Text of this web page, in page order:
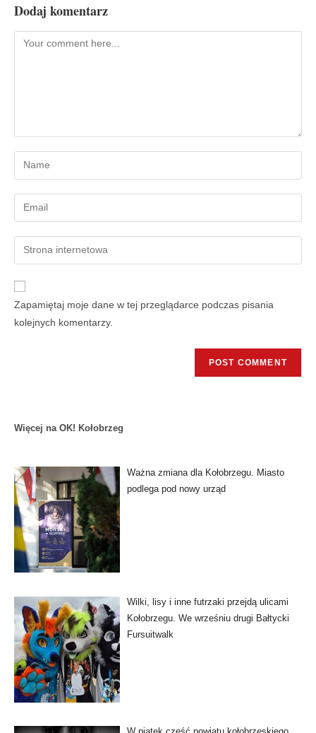
Dodaj komentarz
Zapamiętaj moje dane w tej przeglądarce podczas pisania
kolejnych komentarzy.
Więcej na OK! Kołobrzeg
Ważna zmiana dla Kołobrzegu. Miasto
podlega pod nowy urząd
Wilki, lisy i inne futrzaki przejdą ulicami
Kołobrzegu. We wrześniu drugi Bałtycki
Fursuitwalk